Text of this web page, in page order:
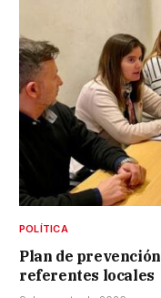
POLÍTICA
Plan de
referentes locales